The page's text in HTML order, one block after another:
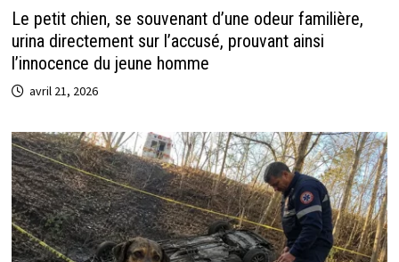
Le petit chien, se souvenant d’une odeur familière,
urina directement sur l’accusé, prouvant ainsi
l’innocence du jeune homme
avril 21, 2026